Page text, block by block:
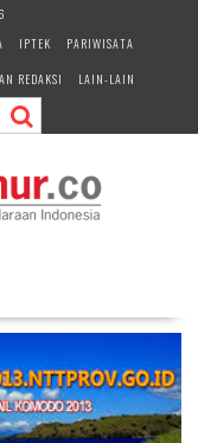
IPTEK
PARIWISATA
REDAKSI LAIN-LAIN